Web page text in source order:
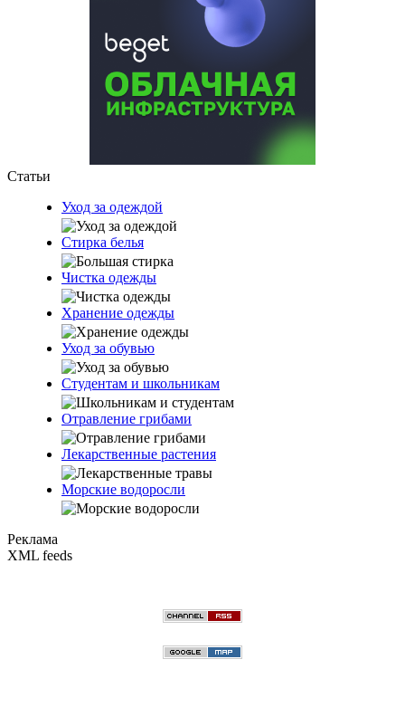
Статьи
Уход за одеждой
Стирка белья
Чистка одежды
Хранение одежды
Уход за обувью
Студентам и школьникам
Отравление грибами
Лекарственные растения
Морские водоросли
Реклама
XML feeds